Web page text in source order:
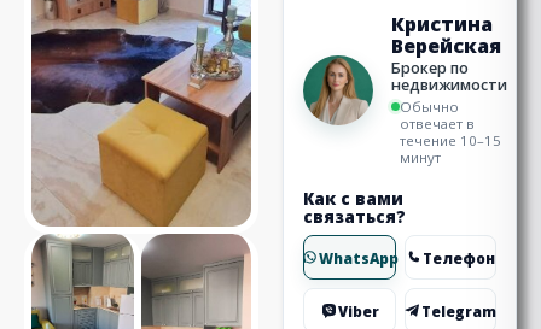
Кристина
Верейская
Брокер по
недвижимости
Обычно
отвечает в
течение 10–15
минут
Как с вами
связаться?
WhatsApp Телефон
Viber Telegram